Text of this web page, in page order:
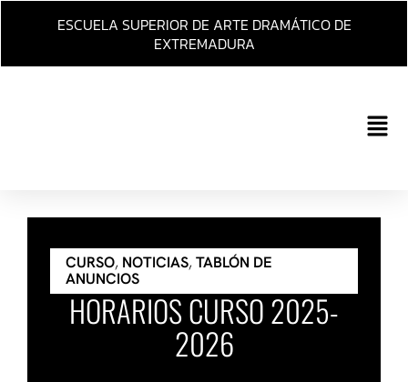
Ir
ESCUELA SUPERIOR DE ARTE DRAMÁTICO DE
EXTREMADURA
Main
CURSO, NOTICIAS,TABLÓN DE
ANUNCIOS
HORARIOS CURSO 2025-
2026